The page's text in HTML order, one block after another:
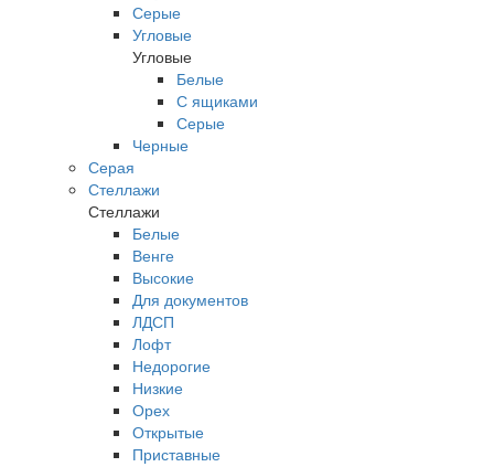
Серые
Угловые
Угловые
Белые
С ящиками
Серые
Черные
Серая
Стеллажи
Стеллажи
Белые
Венге
Высокие
Для документов
ЛДСП
Лофт
Недорогие
Низкие
Орех
Открытые
Приставные